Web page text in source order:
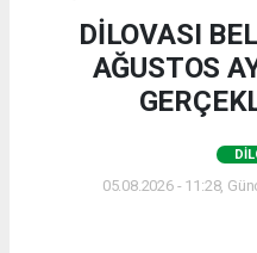
DİLOVASI
AĞUSTOS
05.08.2026 - 11:28,